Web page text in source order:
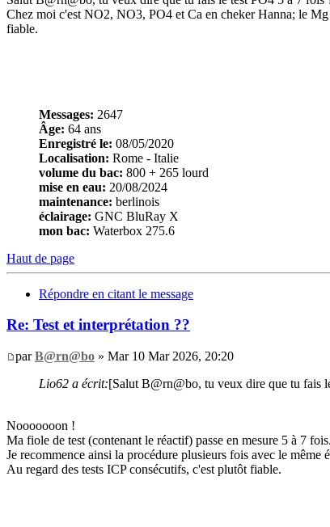
Chez moi c'est NO2, NO3, PO4 et Ca en cheker Hanna; le
fiable.
Messages: 2647
Âge: 64 ans
Enregistré le: 08/05/2020
Localisation: Rome - Italie
volume du bac: 800 + 265 lourd
mise en eau: 20/08/2024
maintenance: berlinois
éclairage: GNC BluRay X
mon bac: Waterbox 275.6
Haut de page
Répondre en citant le message
Re: Test et interprétation ??
parB@rn@bo » Mar 10 Mar 2026, 20:20
Lio62 a écrit:[Salut B@rn@bo, tu veux dire que tu fais
Nooooooon !
Ma fiole de test (contenant le réactif) passe en mesure 5 à 7
Je recommence ainsi la procédure plusieurs fois avec le
Au regard des tests ICP consécutifs, c'est plutôt fiable.